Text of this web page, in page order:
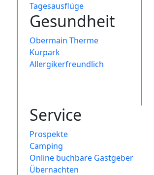
Tagesausflüge
Gesundheit
Obermain Therme
Kurpark
Allergikerfreundlich
Service
Prospekte
Camping
Online buchbare Gastgeber
Übernachten